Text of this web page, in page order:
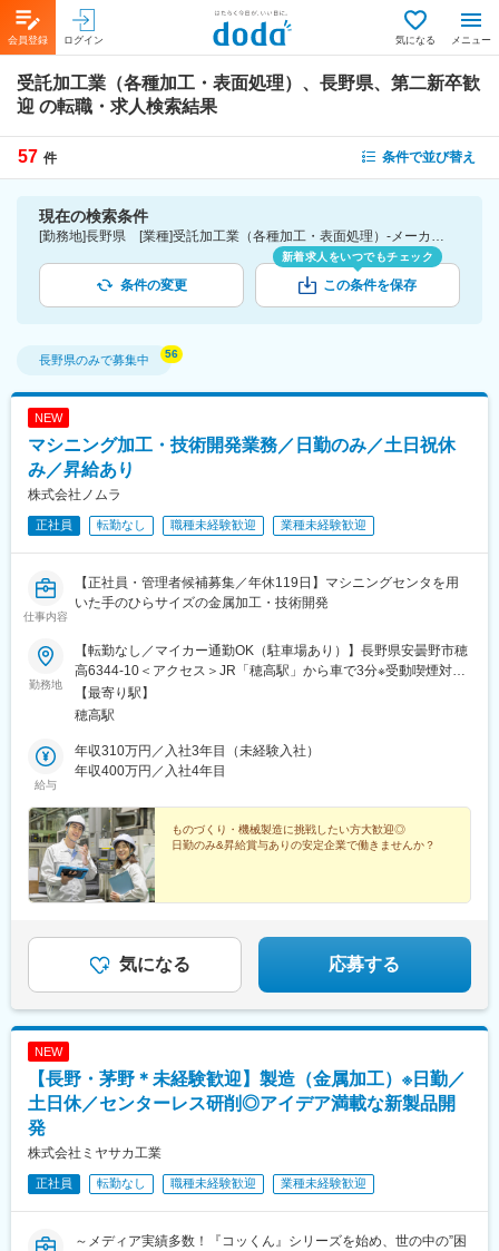
会員登録 ログイン 気になる メニュー
受託加工業（各種加工・表面処理）、長野県、第二新卒歓
迎 の転職・求人検索結果
57 件 条件で並び替え
現在の検索条件
[勤務地]長野県 [業種]受託加工業（各種加工・表面処理）-メーカー（機械・電気）業界 [詳細条件](募集・採用情報)第二新卒歓迎
条件の変更
新着求人をいつでもチェック
この条件を保存
長野県のみで募集中
NEW
マシニング加工・技術開発業務／日勤のみ／土日祝休
み／昇給あり
株式会社ノムラ
正社員 転勤なし 職種未経験歓迎 業種未経験歓迎
仕事内容
【正社員・管理者候補募集／年休119日】マシニングセンタを用
いた手のひらサイズの金属加工・技術開発
勤務地
【転勤なし／マイカー通勤OK（駐車場あり）】長野県安曇野市穂
高6344-10＜アクセス＞JR「穂高駅」から車で3分※受動喫煙対
策：あり（屋内禁煙）
【最寄り駅】
穂高駅
給与
年収310万円／入社3年目（未経験入社）
年収400万円／入社4年目
ものづくり・機械製造に挑戦したい方大歓迎◎
日勤のみ&昇給賞与ありの安定企業で働きませんか？
気になる 応募する
NEW
【長野・茅野＊未経験歓迎】製造（金属加工）※日勤／
土日休／センターレス研削◎アイデア満載な新製品開
発
株式会社ミヤサカ工業
正社員 転勤なし 職種未経験歓迎 業種未経験歓迎
～メディア実績多数！『コッくん』シリーズを始め、世の中の”困